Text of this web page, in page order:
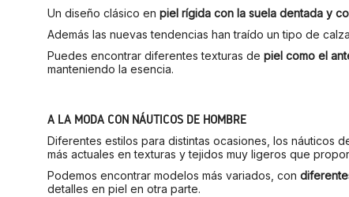
Un diseño clásico en piel rígida con la suela dentada y
Además las nuevas tendencias han traído un tipo de
Puedes encontrar diferentes texturas de piel como el
manteniendo la esencia.
A LA MODA CON NÁUTICOS DE HOMBRE
Diferentes estilos para distintas ocasiones, los náuticos
más actuales en texturas y tejidos muy ligeros que
Podemos encontrar modelos más variados, con
detalles en piel en otra parte.